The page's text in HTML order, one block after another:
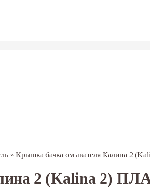
» Крышка бачка омывателя Калина 2
2 (Kalina 2)